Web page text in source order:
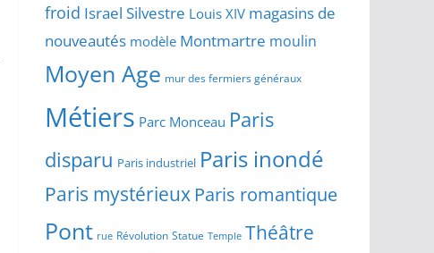
froid Israel Silvestre Louis XIV magasins de
nouveautés modèle Montmartre moulin
Moyen Age mur des fermiers généraux
Métiers Parc Monceau Paris
disparu Paris industriel Paris inondé
Paris mystérieux Paris romantique
Pont rue Révolution Statue Temple Théâtre